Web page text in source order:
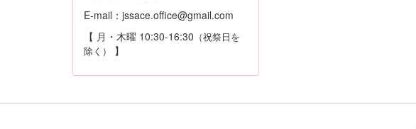
E-mail：jssace.office@gmail.com
【 月・木曜 10:30-16:30 （祝祭日を
除く）
】